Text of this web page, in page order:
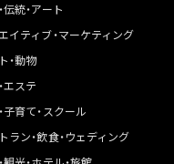
伝統・アート
イティブ・マーケティング
・動物
エステ
子育て・スクール
ラン・飲食・ウェディング